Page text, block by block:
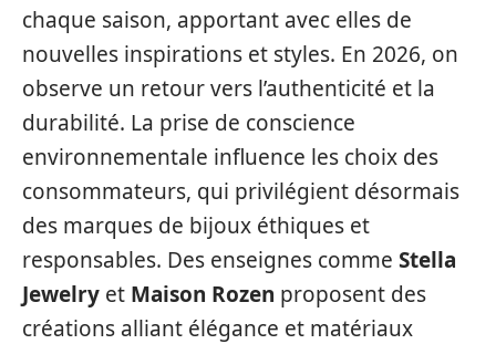
chaque saison, apportant avec elles de
nouvelles inspirations et styles. En 2026, on
observe un retour vers l’authenticité et la
durabilité. La prise de conscience
environnementale influence les choix des
consommateurs, qui privilégient désormais
des marques de bijoux éthiques et
responsables. Des enseignes comme Stella
Jewelry et Maison Rozen proposent des
créations alliant élégance et matériaux